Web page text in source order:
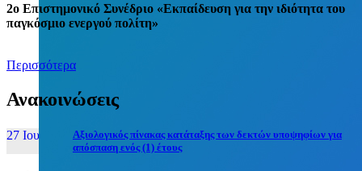
2ο Επιστημονικό Συνέδριο «Εκπαίδευση για την ιδιότητα του
παγκόσμιο ενεργού πολίτη»
Περισσότερα
Ανακοινώσεις
27 Ιουν, 26
Αξιολογικός πίνακας κατάταξης των δεκτών υποψηφίων για
απόσπαση ενός (1) έτους